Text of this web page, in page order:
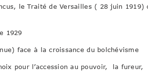
le Traité de Versailles ( 28 juin 1919)
1929
face à la croissance du bolchévisme
pour l’accession au pouvoir, la fureur,